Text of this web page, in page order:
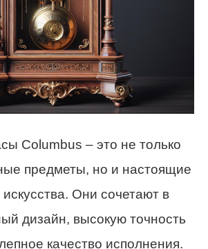
Columbus – это не только
предметы, но и настоящие
Они сочетают в
дизайн, высокую точность
качество исполнения.